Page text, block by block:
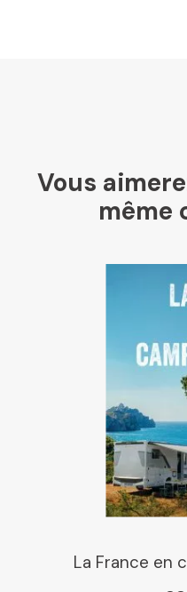
Vous
même
La France en